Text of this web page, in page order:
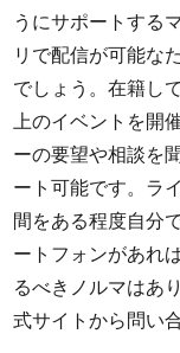
うにサポートする
リで配信が可能な
でしょう。在籍し
上のイベントを開
ーの要望や相談を
ート可能です。ラ
間をある程度自分
ートフォンがあれ
るべきノルマはあ
式サイトから問い